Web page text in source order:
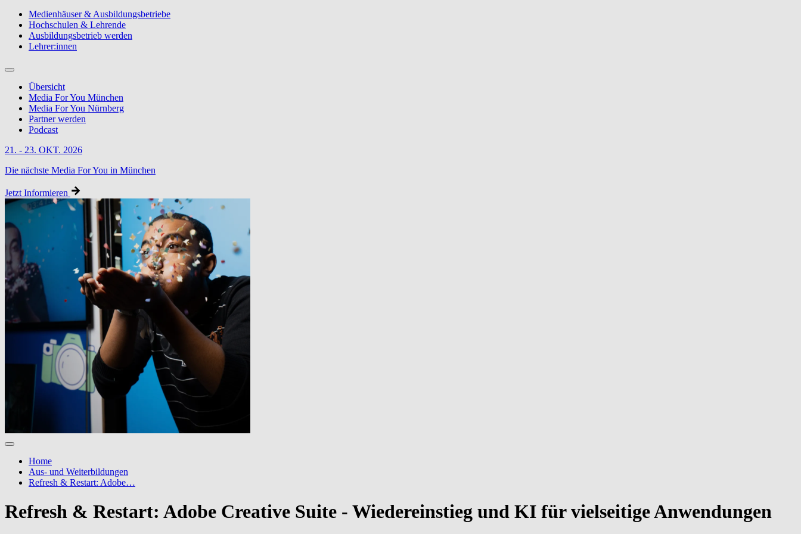
Medienhäuser & Ausbildungsbetriebe
Hochschulen & Lehrende
Ausbildungsbetrieb werden
Lehrer:innen
Übersicht
Media For You München
Media For You Nürnberg
Partner werden
Podcast
21. - 23. OKT. 2026
Die nächste Media For You in München
Jetzt Informieren
Home
Aus- und Weiterbildungen
Refresh & Restart: Adobe…
Refresh & Restart: Adobe Creative Suite - Wiedereinstieg und KI für vielseitige Anwendungen